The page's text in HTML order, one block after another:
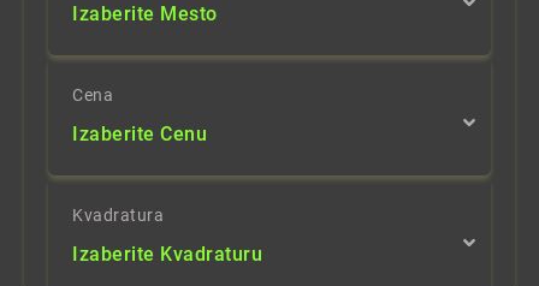
Izaberite Mesto
Cena
Izaberite Cenu
Kvadratura
Izaberite Kvadraturu